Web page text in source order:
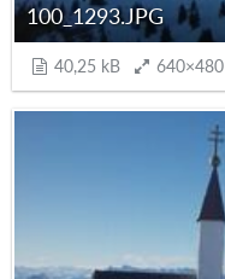
100_1293.JPG
40,25 kB 640×480